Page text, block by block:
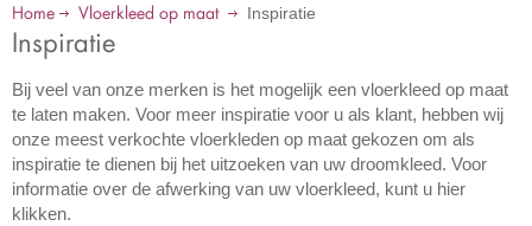
Home Vloerkleed op maat Inspiratie
Inspiratie
Bij veel van onze merken is het mogelijk een vloerkleed op maat
te laten maken. Voor meer inspiratie voor u als klant, hebben wij
onze meest verkochte vloerkleden op maat gekozen om als
inspiratie te dienen bij het uitzoeken van uw droomkleed. Voor
informatie over de afwerking van uw vloerkleed, kunt u hier
klikken.